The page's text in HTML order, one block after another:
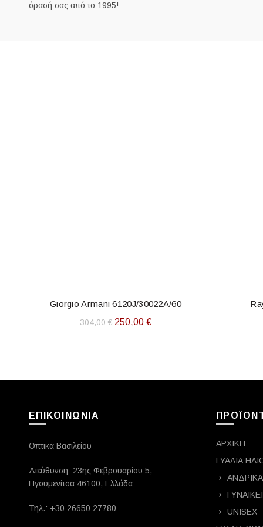
όρασή σας από το 1995!
ΠΡΟΣΘΉΚΗ ΣΤΟ ΚΑΛΆΘΙ
Giorgio Armani 6120J/30022A/60
304,00€ Original
250,00 €Η
250,00 €.
ΕΠΙΚΟΙΝΩΝΙΑ
Οπτικά Βασιλείου
Διεύθυνση: 23ης Φεβρουαρίου 5,
Ηγουμενίτσα 46100, Ελλάδα
Τηλ.: +30 26650 27780
ΑΡΧΙΚΗ
ΓΥΑΛΙΑ
ΑΝΔΡΙΚΑ
UNISEX